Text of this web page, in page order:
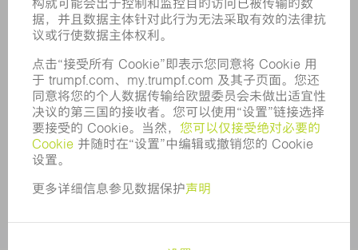
业务报告
企业宗旨
合规
举报系统
安全
新闻稿
杂志
可持续性
环境和气候
社会和公共事务
企业管理